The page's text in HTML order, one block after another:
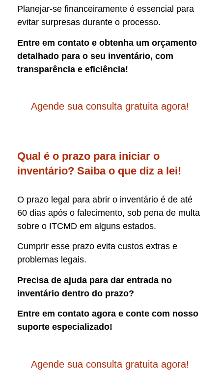
Planejar-se financeiramente é essencial para
evitar surpresas durante o processo.
Entre em contato e obtenha um orçamento
detalhado para o seu inventário, com
transparência e eficiência!
Agende sua consulta gratuita agora!
Qual é o prazo para iniciar o
inventário? Saiba o que diz a lei!
O prazo legal para abrir o inventário é de até
60 dias após o falecimento, sob pena de multa
sobre o ITCMD em alguns estados.
Cumprir esse prazo evita custos extras e
problemas legais.
Precisa de ajuda para dar entrada no
inventário dentro do prazo?
Entre em contato agora e conte com nosso
suporte especializado!
Agende sua consulta gratuita agora!